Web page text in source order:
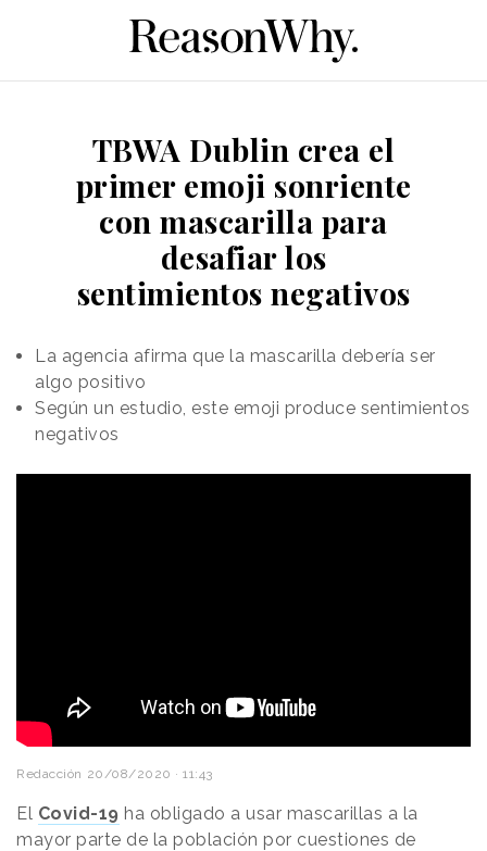
TBWA Dublin crea el
primer emoji sonriente
con mascarilla para
desafiar los
sentimientos negativos
La agencia afirma que la mascarilla debería ser
algo positivo
Según un estudio, este emoji produce sentimientos
negativos
Redacción 20/08/2020 · 11:43
El Covid-19 ha obligado a usar mascarillas a la
mayor parte de la población por cuestiones de